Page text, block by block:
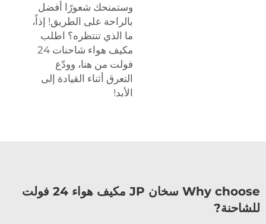
وستمنحك شعورًا أفضل
بالراحة على الطريق! إذاً،
ما الذي تنتظره؟ اطلب
مكيف هواء شاحنات 24
فولت من هنا، وودّع
التعرق أثناء القيادة إلى
الأبد!
Why choose سخان JP مكيف هواء 24 فولت
للشاحنة?